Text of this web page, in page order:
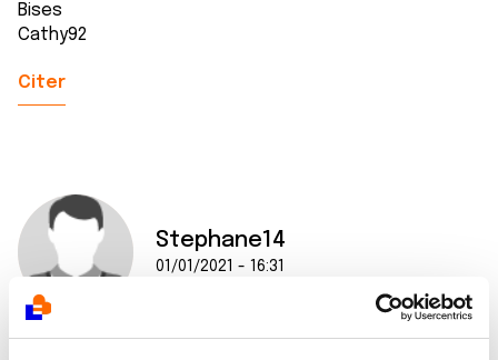
Bises
Cathy92
Citer
Stephane14
01/01/2021 - 16:31